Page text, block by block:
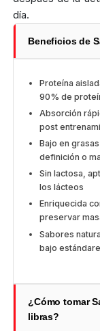
día.
Beneficios de
Proteína
90% de
Absorción
post
Bajo en
definición o
Sin lactosa,
los lácteos
Enriquecida
preservar
Sabores
bajo
¿Cómo tomar
libras?